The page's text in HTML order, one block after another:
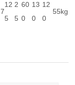
7
12
5
2
5
60
0
13
0
12
0
55kg